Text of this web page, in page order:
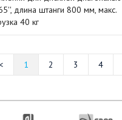
длина штанги 800 мм, макс.
40 кг
1 2 3 4